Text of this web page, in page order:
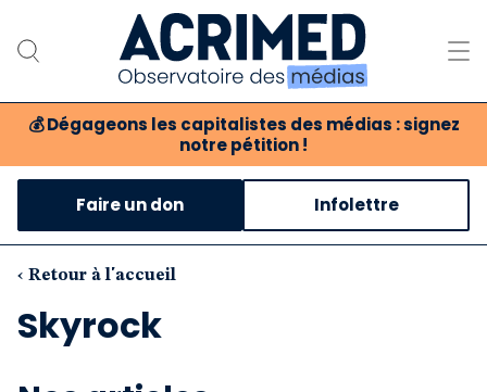
💰 Dégageons les capitalistes des médias : signez
notre pétition !
Notre association
Notre critique des médias
Nos propositions
Boutique
Faire un don Infolettre
‹ Retour à l'accueil
Skyrock